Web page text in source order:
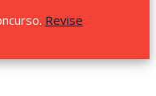
Revise